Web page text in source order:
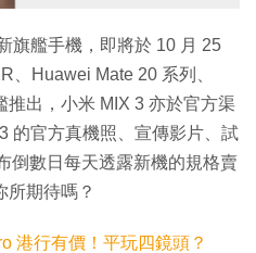
旗艦手機，即將於 10 月 25
、Huawei Mate 20 系列、
出，小米 MIX 3 亦於官方渠
的官方真機照、宣傳影片、試
倒數日每天透露新機的規格賣
所期待嗎？
港行有價！平玩四鏡頭？